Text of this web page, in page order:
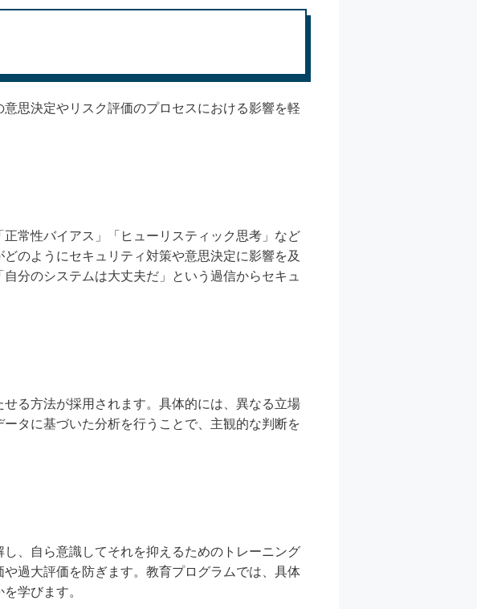
思決定やリスク評価のプロセスにおける影響を軽
常性バイアス」「ヒューリスティック思考」など
のようにセキュリティ対策や意思決定に影響を及
分のシステムは大丈夫だ」という過信からセキュ
る方法が採用されます。具体的には、異なる立場
タに基づいた分析を行うことで、主観的な判断を
、自ら意識してそれを抑えるためのトレーニング
過大評価を防ぎます。教育プログラムでは、具体
学びます。